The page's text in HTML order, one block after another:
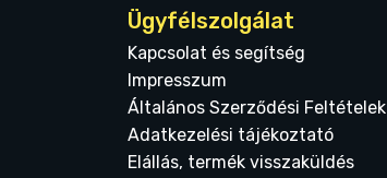
Ügyfélszolgálat
Kapcsolat és segítség
Impresszum
Általános Szerződési Feltételek
Adatkezelési tájékoztató
Elállás, termék visszaküldés